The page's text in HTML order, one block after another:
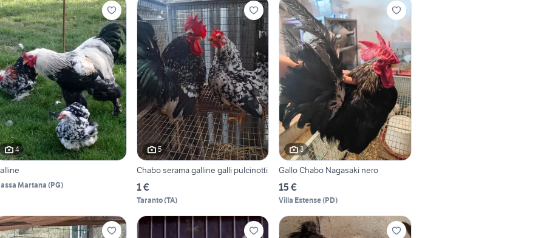
4
Martana (PG)
5
Chabo serama galline galli pulcinotti
1 €
Taranto(TA)
3
Gallo Chabo Nagasaki nero
15 €
Villa Estense(PD)